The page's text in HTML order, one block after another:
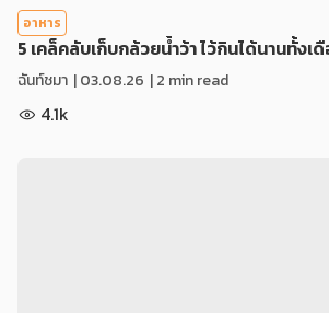
อาหาร
5 เคล็คลับเก็บกล้วยน้ำว้า ไว้กินได้นานทั้งเ
ฉันท์ชมา |03.08.26 | 2 min read
4.1k